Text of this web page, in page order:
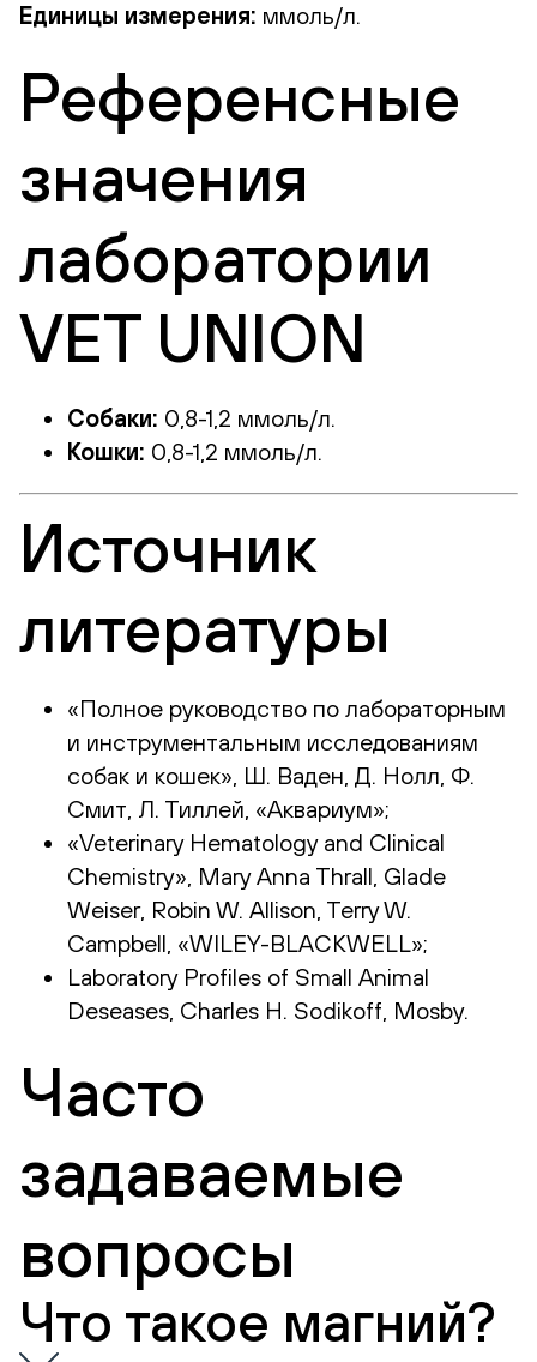
Единицы измерения: ммоль/л.
Референсные
значения
лаборатории
VET UNION
Собаки: 0,8-1,2 ммоль/л.
Кошки: 0,8-1,2 ммоль/л.
Источник
литературы
«Полное руководство по лабораторным
и инструментальным исследованиям
собак и кошек», Ш. Ваден, Д. Нолл, Ф.
Смит, Л. Тиллей, «Аквариум»;
«Veterinary Hematology and Clinical
Chemistry», Mary Anna Thrall, Glade
Weiser, Robin W. Allison, Terry W.
Campbell, «WILEY-BLACKWELL»;
Laboratory Profiles of Small Animal
Deseases, Charles H. Sodikoff, Mosby.
Часто
задаваемые
вопросы
Что такое магний?